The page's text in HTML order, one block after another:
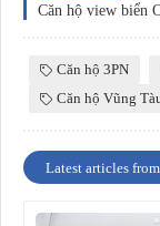
Căn hộ view biển
Căn hộ 3PN
Căn hộ Vũng
Latest articles